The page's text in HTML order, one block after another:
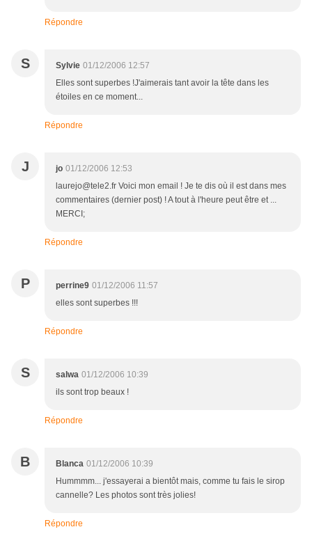
Répondre
S Sylvie 01/12/2006 12:57
Elles sont superbes !J'aimerais tant avoir la tête dans les
étoiles en ce moment...
Répondre
J jo 01/12/2006 12:53
laurejo@tele2.fr Voici mon email ! Je te dis où il est dans mes
commentaires (dernier post) ! A tout à l'heure peut être et ...
MERCI;
Répondre
P perrine9 01/12/2006 11:57
elles sont superbes !!!
Répondre
S salwa 01/12/2006 10:39
ils sont trop beaux !
Répondre
B Blanca 01/12/2006 10:39
Hummmm... j'essayerai a bientôt mais, comme tu fais le sirop
cannelle? Les photos sont très jolies!
Répondre